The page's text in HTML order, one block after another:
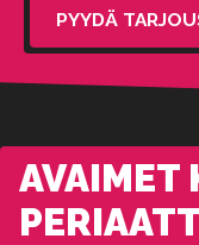
PYYDÄ
AVAIMET